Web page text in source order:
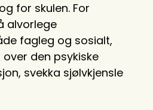
for skulen. For
alvorlege
fagleg og sosialt,
den psykiske
svekka sjølvkjensle